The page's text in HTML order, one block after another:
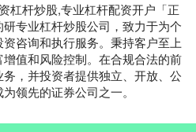
杠杆炒股,专业杠杆配资开户「正
专业杠杆炒股公司，致力于为个
咨询和执行服务。秉持客户至上
值和风险控制。在合规合法的前
，并投资者提供独立、开放、公
领先的证券公司之一。